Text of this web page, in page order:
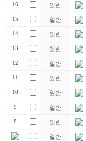
16 일반
15 일반
14 일반
13 일반
12 일반
11 일반
10 일반
9 일반
8 일반
일반